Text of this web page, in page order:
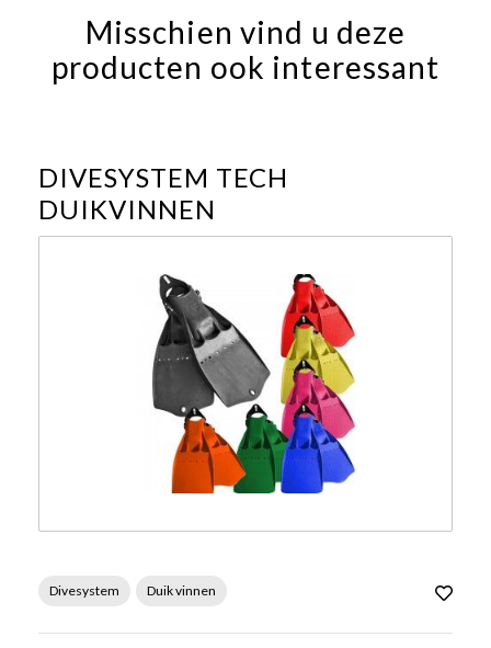
Misschien vind u deze
producten ook interessant
DIVESYSTEM TECH
DUIKVINNEN
Divesystem Duik vinnen